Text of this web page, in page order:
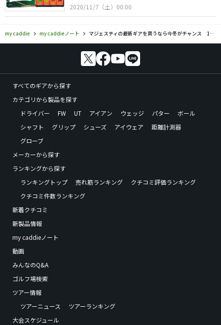
2020/11/7（土）00:00
my caddie my caddieノート マジェスティの最新ギアを買うなら今冬がチャンス 100名に豪華賞品が当たる！
すべてのギアから探す
カテゴリから製品を探す
ドライバー
FW UT アイアン ウェッジ パター
ボール
シャフト
グリップ シューズ アイウェア
距離計測器
グローブ
メーカーから探す
ランキングから探す
ランキングトップ
売れ筋ランキング
クチコミ評価ランキング
クチコミ件数ランキング
新着クチコミ
新製品情報
my caddieノート
動画
みんなのQ&A
ゴルフ場検索
ツアー情報
ツアーニュース
ツアーランキング
大会スケジュール